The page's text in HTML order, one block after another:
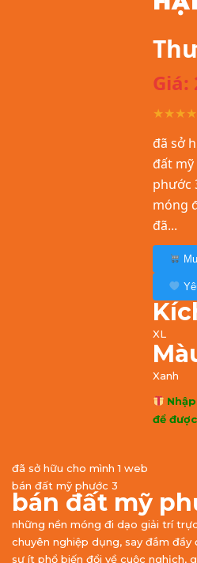
Giá:
đã sở
đất
phước
móng
đã...
XL
Xanh
để
đã sở hữu cho mình 1 web
bán đất mỹ phước 3
bán đất mỹ
những nền móng đi dạo giải trí
chuyên nghiệp dụng, say đắm
sự ít phổ biến đổi về cuộc nghịch,